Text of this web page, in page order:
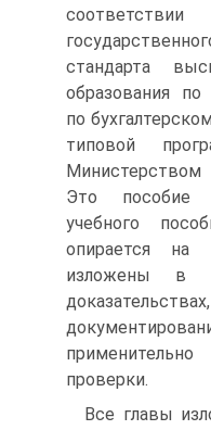
стандарта
образования по
по
типовой
Это пособие
учебного
опирается на
изложены в
проверки.
Все главы